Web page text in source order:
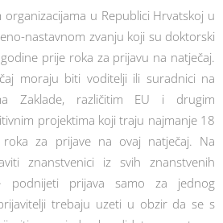
u Republici Hrvatskoj u
nastavnom zvanju koji su doktorski
prije roka za prijavu na natječaj.
moraju biti voditelji ili suradnici na
Zaklade, različitim EU i drugim
projektima koji traju najmanje 18
roka za prijave na ovaj natječaj. Na
znanstvenici iz svih znanstvenih
podnijeti prijava samo za jednog
trebaju uzeti u obzir da se s